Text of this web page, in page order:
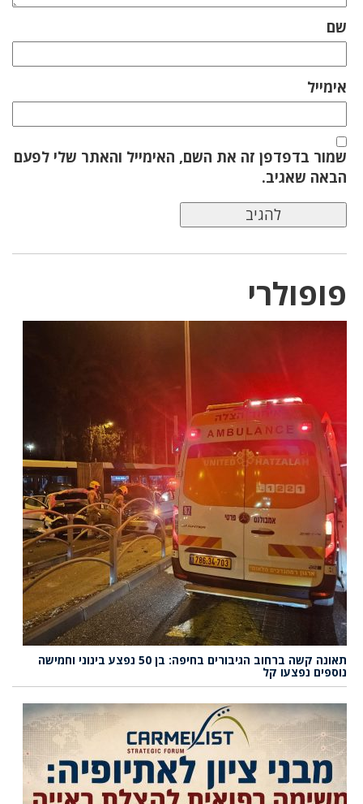
שם
אימייל
שמור בדפדפן זה את השם, האימייל והאתר שלי לפעם
הבאה שאגיב.
פופולרי
תאונה קשה ברחוב הגיבורים בחיפה: בן 50 נפצע בינוני וחמישה
נוספים נפצעו קל